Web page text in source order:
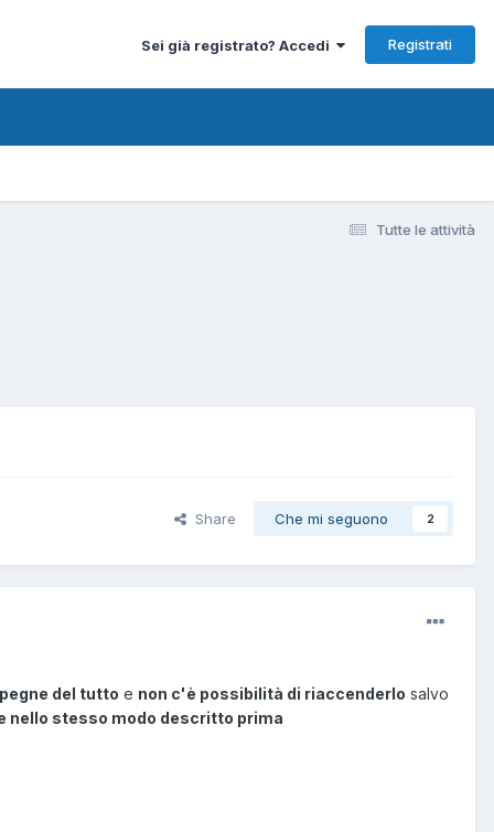
Sei già registrato? Accedi Registrati
Tutte le attività
Share Che mi seguono 2
del tutto e non c'è possibilità di riaccenderlo salvo
nello stesso modo descritto prima